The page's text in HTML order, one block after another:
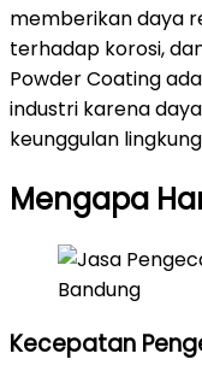
memberikan daya
terhadap korosi,
Powder Coating
industri karena
keunggulan
Mengapa
Kecepatan